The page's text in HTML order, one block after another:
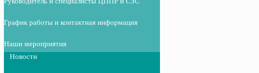
График работы и контактная информация
Наши мероприятия
Новости